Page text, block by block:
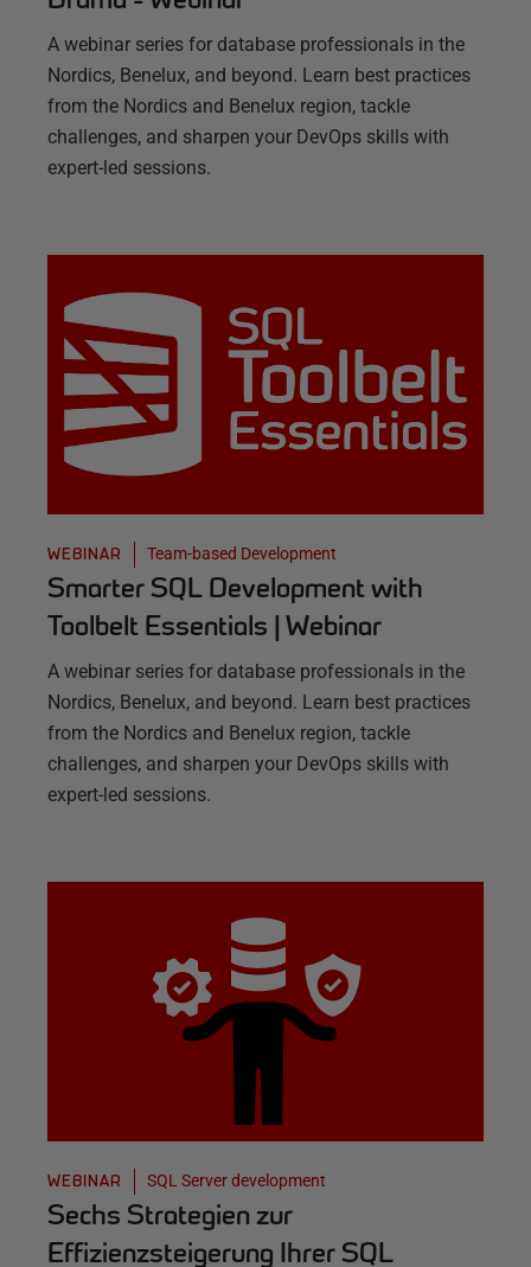
A webinar series for database professionals in the
Nordics, Benelux, and beyond. Learn best practices
from the Nordics and Benelux region, tackle
challenges, and sharpen your DevOps skills with
expert-led sessions.
WEBINAR Team-based Development
Smarter SQL Development with
Toolbelt Essentials | Webinar
A webinar series for database professionals in the
Nordics, Benelux, and beyond. Learn best practices
from the Nordics and Benelux region, tackle
challenges, and sharpen your DevOps skills with
expert-led sessions.
WEBINAR SQL Server development
Sechs Strategien zur
Effizienzsteigerung Ihrer SQL